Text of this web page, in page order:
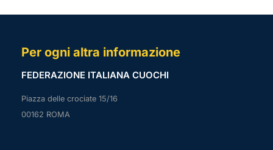
Per ogni altra informazione
FEDERAZIONE ITALIANA CUOCHI
Piazza delle crociate 15/16
00162 ROMA